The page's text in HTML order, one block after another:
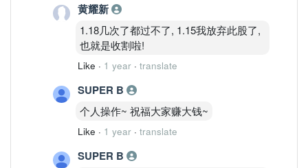
黄耀新
1.18几次了都过不了, 1.15我放弃此股了,
也就是收割啦!
Like · 1 year · translate
SUPER B
个人操作~ 祝福大家赚大钱~
Like · 1 year · translate
SUPER B